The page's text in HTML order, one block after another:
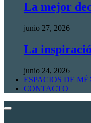
La mejor
junio 27, 2026
La
junio 24, 2026
ESPACIOS DE
CONTACTO